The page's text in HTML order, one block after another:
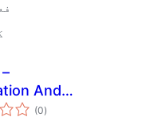
And
(0مجموعی
درجہ
)